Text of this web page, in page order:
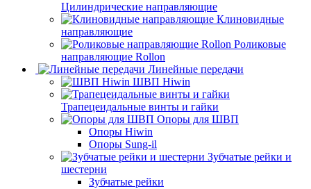
Цилиндрические направляющие
Клиновидные
направляющие
Роликовые
направляющие Rollon
Линейные передачи
ШВП Hiwin
Трапецеидальные винты и гайки
Опоры для ШВП
Опоры Hiwin
Опоры Sung-il
Зубчатые рейки и
шестерни
Зубчатые рейки